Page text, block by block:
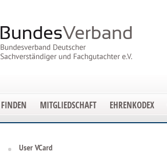
MITGLIEDSCHAFT EHRENKODEX
User VCard